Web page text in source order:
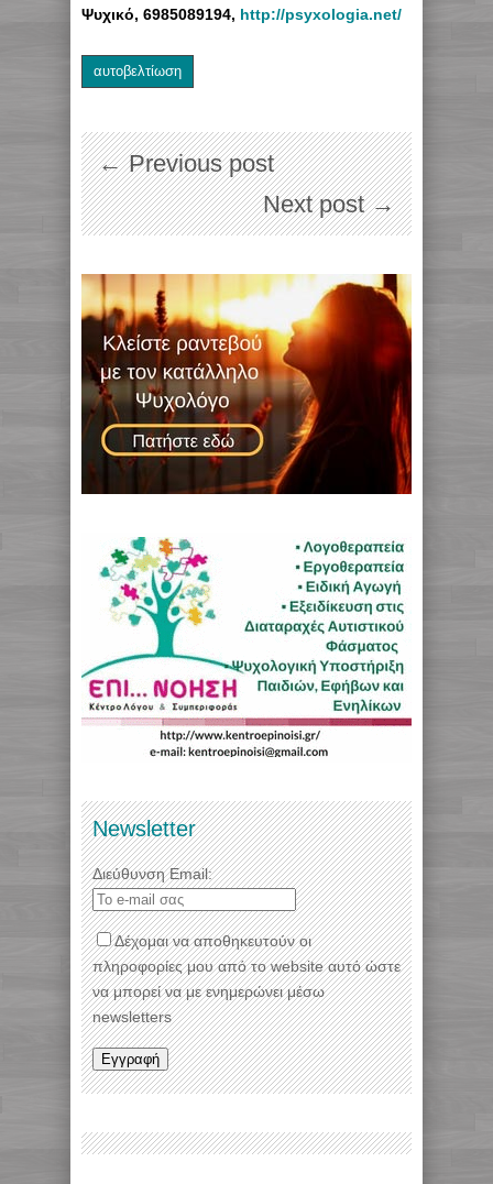
Ψυχικό, 6985089194, http://psyxologia.net/
αυτοβελτίωση
← Previous post
Next post →
Newsletter
Διεύθυνση Email:
Δέχομαι να αποθηκευτούν οι
πληροφορίες μου από το website αυτό ώστε
να μπορεί να με ενημερώνει μέσω
newsletters